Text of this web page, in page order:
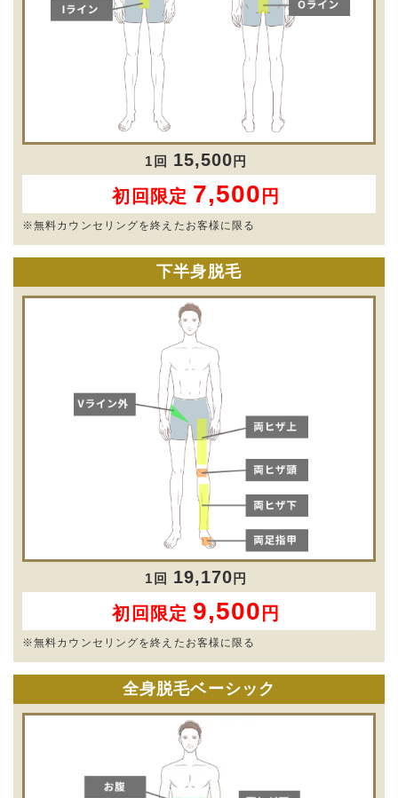
1回 15,500 円
初回限定 7,500 円
※無料カウンセリングを終えたお客様に限る
下半身脱毛
1回 19,170 円
初回限定 9,500 円
※無料カウンセリングを終えたお客様に限る
全身脱毛ベーシック